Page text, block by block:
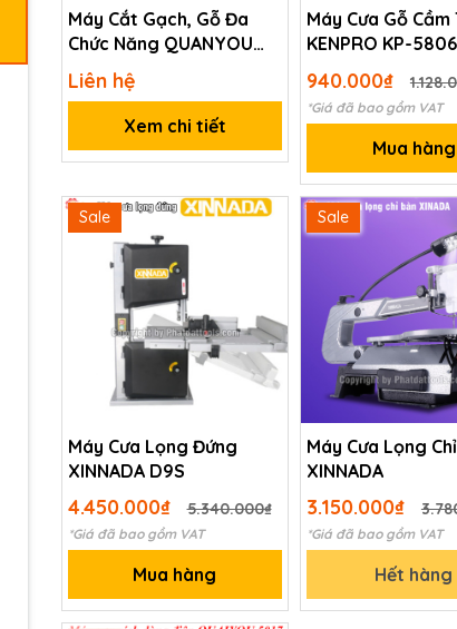
Máy Cắt Gạch, Gỗ Đa
Chức Năng QUANYOU
QY-4211AM
Liên hệ
Xem chi tiết
Máy Cưa Gỗ Cầm
KENPRO KP-5806
940.000₫
*Giá đã bao gồm VAT
Mua hàng
Sale
Máy Cưa Lọng Đứng
XINNADA D9S
4.450.000₫ 5.340.000₫
*Giá đã bao gồm VAT
Mua hàng
Sale
Máy Cưa Lọng
XINNADA
3.150.000₫
*Giá đã bao gồm VAT
Hết hàng